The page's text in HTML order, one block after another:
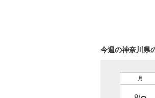
今週の神奈川県
月